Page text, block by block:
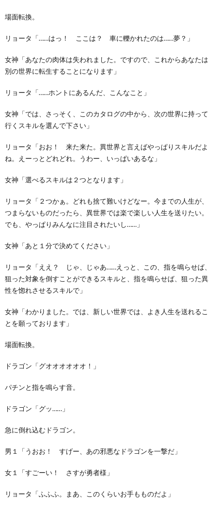
場面転換。
リョータ「……はっ！ ここは？ 車に轢かれたのは……夢？」
女神「あなたの肉体は失われました。ですので、これからあなたは
別の世界に転生することになります」
リョータ「……ホントにあるんだ、こんなこと」
女神「では、さっそく、このカタログの中から、次の世界に持って
行くスキルを選んで下さい」
リョータ「おお！ 来た来た。異世界と言えばやっぱりスキルだよ
ね。えーっとどれどれ。うわー、いっぱいあるな」
女神「選べるスキルは２つとなります」
リョータ「２つかぁ。どれも捨て難いけどなー。今までの人生が、
つまらないものだったら、異世界では楽で楽しい人生を送りたい。
でも、やっぱりみんなに注目されたいし……」
女神「あと１分で決めてください」
リョータ「ええ？ じゃ、じゃあ……えっと、この、指を鳴らせば、
狙った対象を倒すことができるスキルと、指を鳴らせば、狙った異
性を惚れさせるスキルで」
女神「わかりました。では、新しい世界では、よき人生を送れるこ
とを願っております」
場面転換。
ドラゴン「グオオオオオオ！」
パチンと指を鳴らす音。
ドラゴン「グッ……」
急に倒れ込むドラゴン。
男１「うおお！ すげー、あの邪悪なドラゴンを一撃だ」
女１「すごーい！ さすが勇者様」
リョータ「ふふふ。まあ、このくらいお手もものだよ」